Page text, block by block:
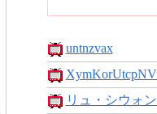
untnzvax
リュ・シウォ